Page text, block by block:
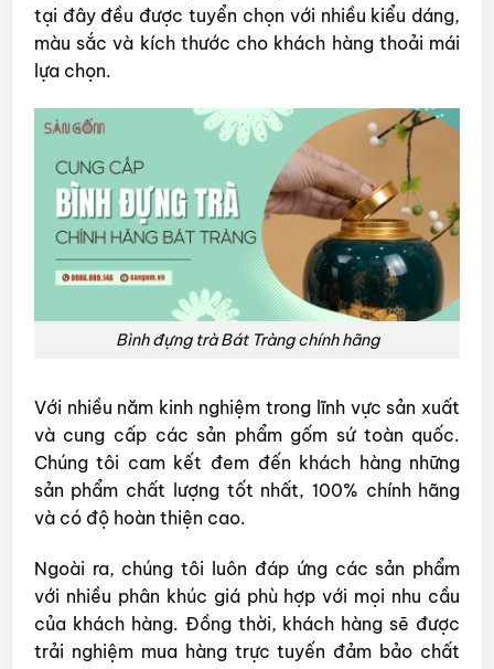
tại đây đều được tuyển chọn với nhiều kiểu dáng,
màu sắc và kích thước cho khách hàng thoải mái
lựa chọn.
Bình đựng trà Bát Tràng chính hãng
Với nhiều năm kinh nghiệm trong lĩnh vực sản xuất
và cung cấp các sản phẩm gốm sứ toàn quốc.
Chúng tôi cam kết đem đến khách hàng những
sản phẩm chất lượng tốt nhất, 100% chính hãng
và có độ hoàn thiện cao.
Ngoài ra, chúng tôi luôn đáp ứng các sản phẩm
với nhiều phân khúc giá phù hợp với mọi nhu cầu
của khách hàng. Đồng thời, khách hàng sẽ được
trải nghiệm mua hàng trực tuyến đảm bảo chất